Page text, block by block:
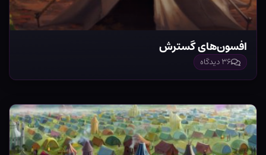
افسون‌های گسترش
۳۶ دیدگاه